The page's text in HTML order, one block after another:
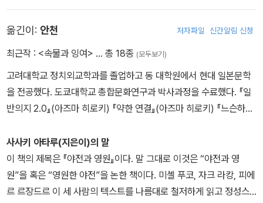
우리의 밤을 그리고 이 세계에 오는 아침을 맞이하라』 등을 썼다.
옮긴이: 안천 저자파일 신간알림 신청
최근작 : <속물과 잉여> … 총 18종 (모두보기)
고려대학교 정치외교학과를 졸업하고 동 대학원에서 현대 일본문학
을 전공했다. 도쿄대학교 총합문화연구과 박사과정을 수료했다. 『일
반의지 2.0』(아즈마 히로키) 『약한 연결』(아즈마 히로키) 『느슨하게
는 힘』(아즈마 히로키) 『이 치열한 무력을』(사사키 아타루) 『야전과
영원』(사사키 아타루) 등을 우리말로 옮겼다.
사사키 아타루(지은이)의 말
이 책의 제목은 『야전과 영원』이다. 말 그대로 이것은 “야전과 영
원”을 혹은 “영원한 야전”을 논한 책이다. 미셸 푸코, 자크 라캉, 피에
르 르장드르 이 세 사람의 텍스트를 나름대로 철저하게 읽고 정성스